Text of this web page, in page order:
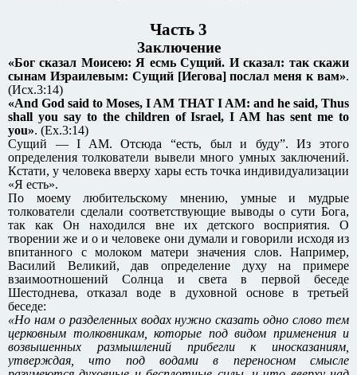
Часть 3
Заключение
«Бог сказал Моисею: Я есмь Сущий. И сказал: так скажи
сынам Израилевым: Сущий [Иегова] послал меня к вам».
(Исх.3:14)
«And God said to Moses, I AM THAT I AM: and he said, Thus
shall you say to the children of Israel, I AM has sent me to
you». (Ex.3:14)
Сущий — I AM. Отсюда “есть, был и буду”. Из этого
определения толкователи вывели много умных заключений.
Кстати, у человека вверху хары есть точка индивидуализации
«Я есть».
По моему любительскому мнению, умные и мудрые
толкователи сделали соответствующие выводы о сути Бога,
так как Он находился вне их детского восприятия. О
творении же и о и человеке они думали и говорили исходя из
впитанного с молоком матери значения слов. Например,
Василий Великий, дав определение духу на примере
взаимоотношений Солнца и света в первой беседе
Шестоднева, отказал воде в духовной основе в третьей
беседе:
«Но нам о разделенных водах нужно сказать одно слово тем
церковным толковникам, которые под видом применения и
возвышенных размышлений прибегли к иносказаниям,
утверждая, что под водами в переносном смысле